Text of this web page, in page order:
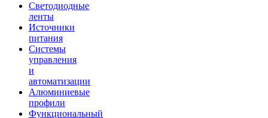
Светодиодные
ленты
Источники
питания
Системы
управления
и
автоматизации
Алюминиевые
профили
Функциональный